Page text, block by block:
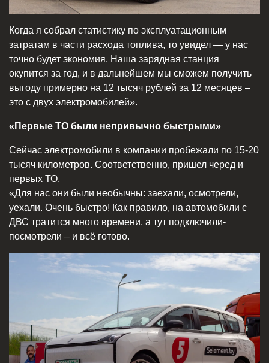
Когда я собрал статистику по эксплуатационным
затратам в части расхода топлива, то увидел — у нас
точно будет экономия. Наша зарядная станция
окупится за год, и в дальнейшем мы сможем получить
выгоду примерно на 12 тысяч рублей за 12 месяцев –
это с двух электромобилей».
«Первые ТО были непривычно быстрыми»
Сейчас электромобили в компании пробежали по 15-20
тысяч километров. Соответственно, пришел черед и
первых ТО.
«Для нас они были необычны: заехали, осмотрели,
уехали. Очень быстро! Как правило, на автомобили с
ДВС тратится много времени, а тут подключили-
посмотрели – и всё готово.